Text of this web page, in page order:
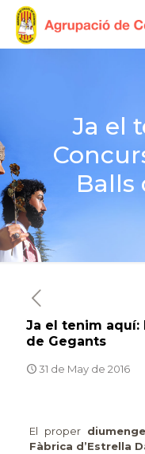
Ja el
Balls
Ja el tenim aquí:
de Gegants
31 de May de 2016
El proper
Fàbrica d’Estrella